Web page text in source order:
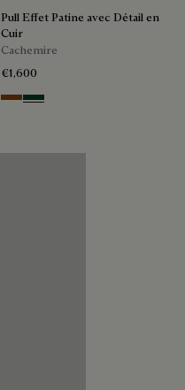
Pull Effet Patine avec Détail en
Cuir
Cachemire
€1,600
Rust Patina
Green Patina